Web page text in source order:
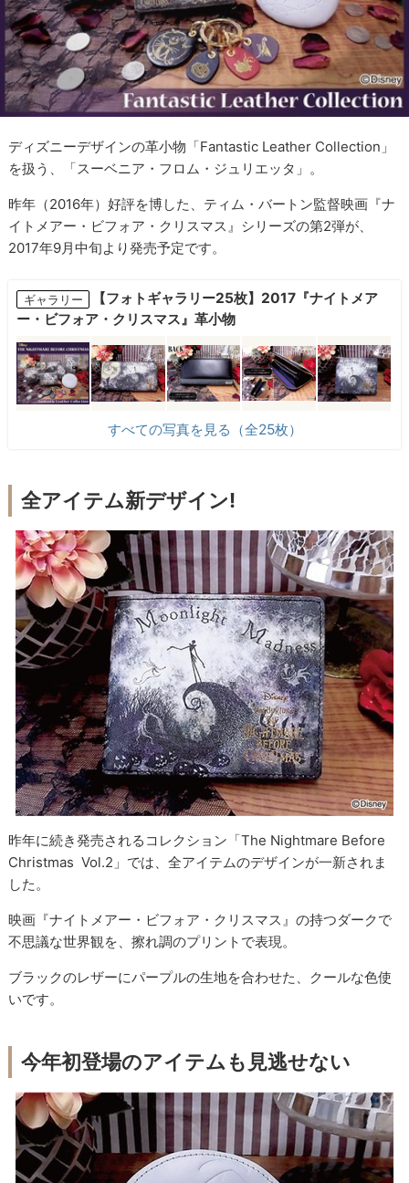
ディズニーデザインの革小物「Fantastic Leather Collection」
を扱う、「スーベニア・フロム・ジュリエッタ」。
昨年（2016年）好評を博した、ティム・バートン監督映画『ナ
イトメアー・ビフォア・クリスマス』シリーズの第2弾が、
2017年9月中旬より発売予定です。
ギャラリー
【フォトギャラリー25枚】2017『ナイトメア
ー・ビフォア・クリスマス』革小物
すべての写真を見る（全25枚）
全アイテム新デザイン!
昨年に続き発売されるコレクション「The Nightmare Before
Christmas Vol.2」では、全アイテムのデザインが一新されま
した。
映画『ナイトメアー・ビフォア・クリスマス』の持つダークで
不思議な世界観を、擦れ調のプリントで表現。
ブラックのレザーにパープルの生地を合わせた、クールな色使
いです。
今年初登場のアイテムも見逃せない